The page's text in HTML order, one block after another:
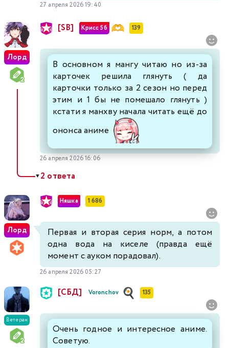
27 апреля 2026 19:40
Лорд
[SB] Крисс 5б 139
В основном я мангу читаю но из-за
карточек решила глянуть ( да
карточки только за 2 сезон но перед
этим и 1 бы не помешало глянуть )
кстати я манхву начала читать ещё до
ононса аниме
26 апреля 2026 16:06
▼2 ответа
Лорд
Няшка 1 686
Первая и вторая серия норм, а потом
одна вода на киселе (правда ещё
момент с ауком порадовал).
26 апреля 2026 05:27
Ветеран
[СБД] Voronchov 135
Очень годное и интересное аниме.
Советую.